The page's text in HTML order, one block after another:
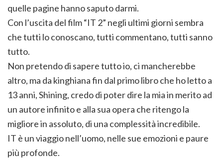
quelle pagine hanno saputo darmi.
Con l’uscita del film “IT 2” negli ultimi giorni sembra
che tutti lo conoscano, tutti commentano, tutti sanno
tutto.
Non pretendo di sapere tutto io, ci mancherebbe
altro, ma da kinghiana fin dal primo libro che ho letto a
13 anni, Shining, credo di poter dire la mia in merito ad
un autore infinito e alla sua opera che ritengo la
migliore in assoluto, di una complessità incredibile.
IT è un viaggio nell’uomo, nelle sue emozioni e paure
più profonde.